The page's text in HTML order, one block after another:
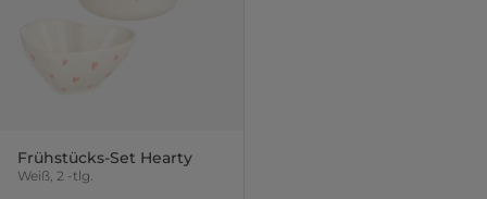
Frühstücks-Set Hearty
Weiß, 2 -tlg.